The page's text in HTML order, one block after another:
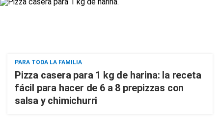
PARA TODA LA FAMILIA
Pizza casera para 1 kg de harina: la receta
fácil para hacer de 6 a 8 prepizzas con
salsa y chimichurri